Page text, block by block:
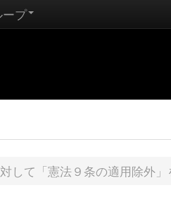
プ
て「憲法９条の適用除外」